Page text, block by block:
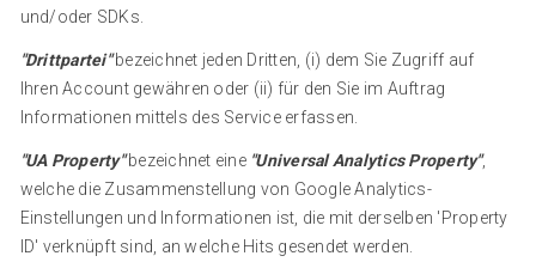
und/oder SDKs.
"Drittpartei"bezeichnet jeden Dritten, (i) dem Sie Zugriff auf
Ihren Account gewähren oder (ii) für den Sie im Auftrag
Informationen mittels des Service erfassen.
"UA Property"bezeichnet eine "Universal Analytics Property",
welche die Zusammenstellung von Google Analytics-
Einstellungen und Informationen ist, die mit derselben 'Property
ID' verknüpft sind, an welche Hits gesendet werden.